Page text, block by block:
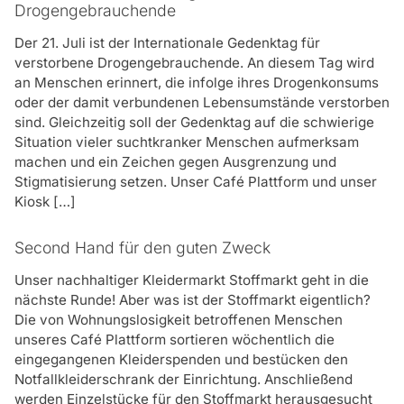
Teilnehmenden zu arbeiten und zusammen Mittag zu
bepflanzen und pflegen bunte Beete und Dosen.
Wie kann ich bei Querbeet mitmachen und was kann
ich verdienen?
Sprechen Sie einfach einen unserer Querbeet
Mitarbeiter an, wenn Sie Interesse haben,
mitzuarbeiten. Wie lange Sie mitarbeiten
möchten, entscheiden Sie selbst. Ab der ersten
Arbeitsstunde bekommen Sie 1,50 Euro ausgezahlt
sowie ein Mittagessen in einer der Einrichtungen. Für
meine Jobcenter-Leistungen?
Nein. Da das Querbeet-Projekt eine vom Jobcenter
der StädteRegion Aachen gefördertes Projekt ist, hat
Ihr Verdienst keine Auswirkungen auf Ihre ALG-
Leistungen.
Drogengebrauchende
Der 21. Juli ist der Internationale Gedenktag für
verstorbene Drogengebrauchende. An diesem Tag wird
an Menschen erinnert, die infolge ihres Drogenkonsums
oder der damit verbundenen Lebensumstände verstorben
sind. Gleichzeitig soll der Gedenktag auf die schwierige
Situation vieler suchtkranker Menschen aufmerksam
machen und ein Zeichen gegen Ausgrenzung und
Stigmatisierung setzen. Unser Café Plattform und unser
Kiosk […]
Second Hand für den guten Zweck
Unser nachhaltiger Kleidermarkt Stoffmarkt geht in die
nächste Runde! Aber was ist der Stoffmarkt eigentlich?
Die von Wohnungslosigkeit betroffenen Menschen
unseres Café Plattform sortieren wöchentlich die
eingegangenen Kleiderspenden und bestücken den
Notfallkleiderschrank der Einrichtung. Anschließend
werden Einzelstücke für den Stoffmarkt herausgesucht